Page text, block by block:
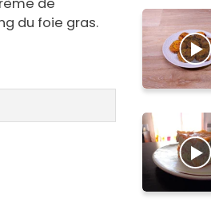
du foie gras.